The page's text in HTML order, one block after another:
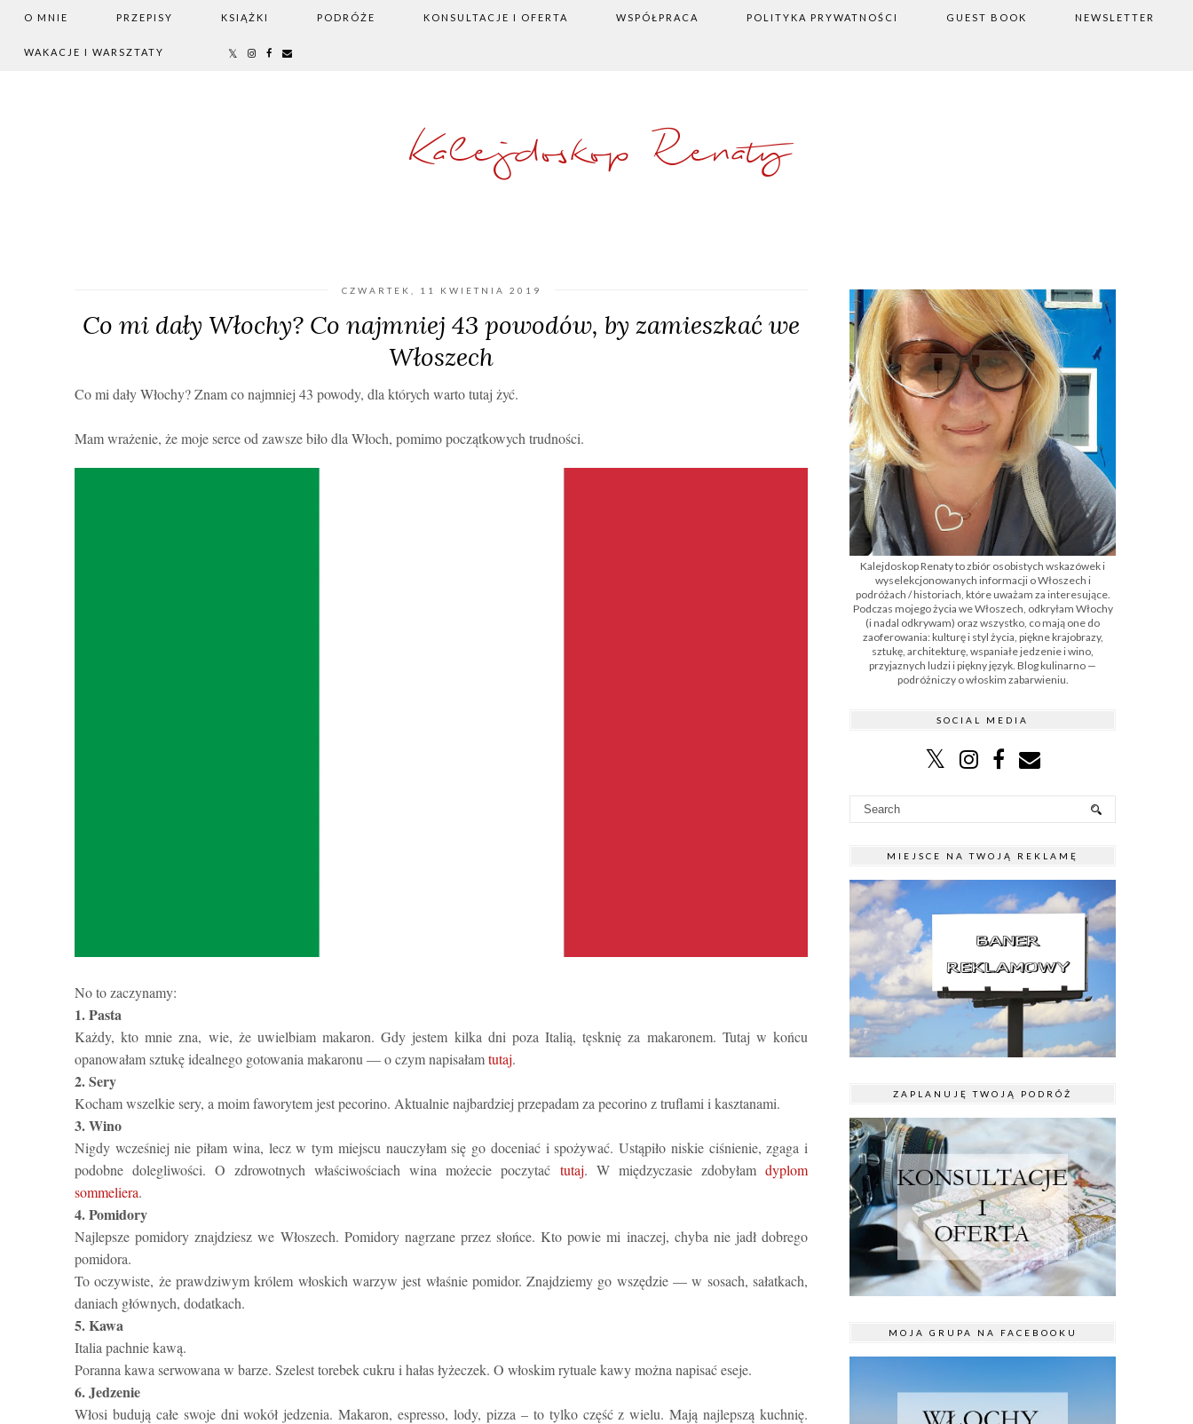
O MNIE PRZEPISY KSIĄŻKI PODRÓŻE KONSULTACJE I OFERTA WSPÓŁPRACA POLITYKA PRYWATNOŚCI GUEST BOOK NEWSLETTER
WAKACJE I WARSZTATY
Kalejdoskop Renaty
CZWARTEK, 11 KWIETNIA 2019
Co mi dały Włochy? Co najmniej 43 powodów, by zamieszkać we
Włoszech
Co mi dały Włochy? Znam co najmniej 43 powody, dla których warto tutaj żyć.
Mam wrażenie, że moje serce od zawsze biło dla Włoch, pomimo początkowych trudności.
No to zaczynamy:
1. Pasta
Każdy, kto mnie zna, wie, że uwielbiam makaron. Gdy jestem kilka dni poza Italią, tęsknię za makaronem. Tutaj w końcu
opanowałam sztukę idealnego gotowania makaronu —o czym napisałamtutaj.
2. Sery
Kocham wszelkie sery, a moim faworytem jest pecorino. Aktualnie najbardziej przepadam za pecorino z truflami i kasztanami.
3. Wino
Nigdy wcześniej nie piłam wina, lecz w tym miejscu nauczyłam się go doceniać i spożywać. Ustąpiło niskie ciśnienie, zgaga i
podobne dolegliwości. O zdrowotnych właściwościach wina możecie poczytać tutaj. W międzyczasie zdobyłam dyplom
sommeliera.
4. Pomidory
Najlepsze pomidory znajdziesz we Włoszech. Pomidory nagrzane przez słońce. Kto powie mi inaczej, chyba nie jadł dobrego
pomidora.
To oczywiste, że prawdziwym królem włoskich warzyw jest właśnie pomidor. Znajdziemy go wszędzie — w sosach, sałatkach,
daniach głównych, dodatkach.
5. Kawa
Italia pachnie kawą.
Poranna kawa serwowana w barze. Szelest torebek cukru i hałas łyżeczek. O włoskim rytuale kawy można napisać eseje.
6. Jedzenie
Włosi budują całe swoje dni wokół jedzenia. Makaron, espresso, lody, pizza – to tylko część z wielu. Mają najlepszą kuchnię.
Kalejdoskop Renaty to zbiór osobistych wskazówek i
wyselekcjonowanych informacji o Włoszech i
podróżach / historiach, które uważam za interesujące.
Podczas mojego życia we Włoszech, odkryłam Włochy
(i nadal odkrywam) oraz wszystko, co mają one do
zaoferowania: kulturę i styl życia, piękne krajobrazy,
sztukę, architekturę, wspaniałe jedzenie i wino,
przyjaznych ludzi i piękny język. Blog kulinarno —
podróżniczy o włoskim zabarwieniu.
SOCIAL MEDIA
MIEJSCE NA TWOJĄ REKLAMĘ
ZAPLANUJĘ TWOJĄ PODRÓŻ
MOJA GRUPA NA FACEBOOKU